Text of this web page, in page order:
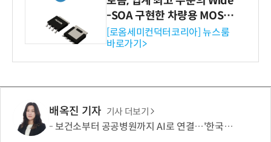
-SOA 구현한 차량용 MOSF
ET 개발
[로옴세미컨덕터코리아] 뉴스룸
바로가기>
배옥진 기자 기사 더보기
보건소부터 공공병원까지 AI로 연결…'한국형 소버린 의료AI'도 개발